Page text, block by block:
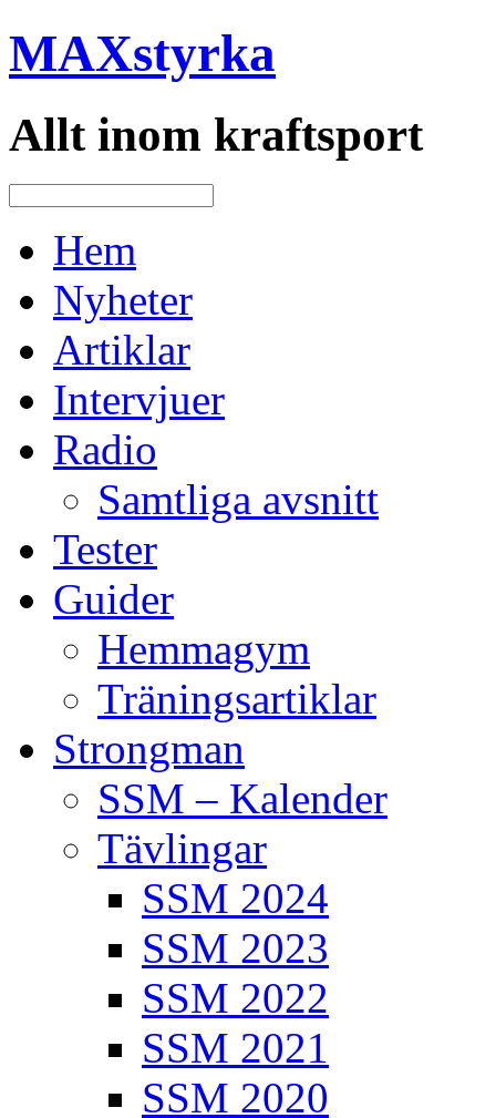
MAXstyrka
Allt inom kraftsport
Hem
Nyheter
Artiklar
Intervjuer
Radio
Samtliga avsnitt
Tester
Guider
Hemmagym
Träningsartiklar
Strongman
SSM – Kalender
Tävlingar
SSM 2024
SSM 2023
SSM 2022
SSM 2021
SSM 2020